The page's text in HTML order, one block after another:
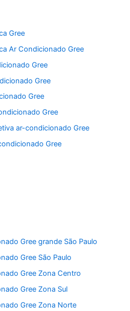
e
Gree
Ar Condicionado Gree
Gree
Gree
Gree
Gree
ar-condicionado Gree
Gree
Gree grande São Paulo
Gree São Paulo
Gree Zona Centro
Gree Zona Sul
Gree Zona Norte